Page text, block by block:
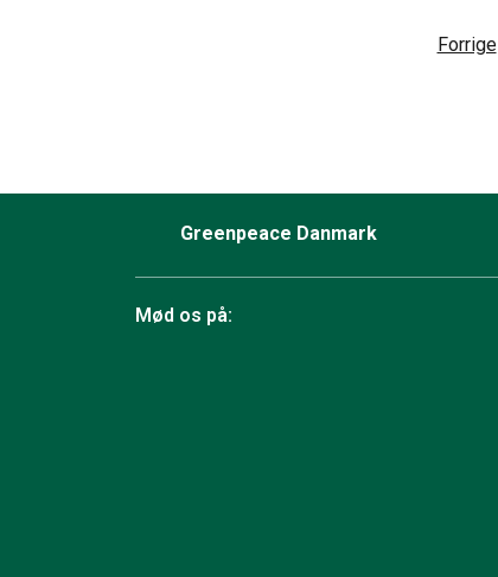
Forrige
Greenpeace Danmark
Mød os på: